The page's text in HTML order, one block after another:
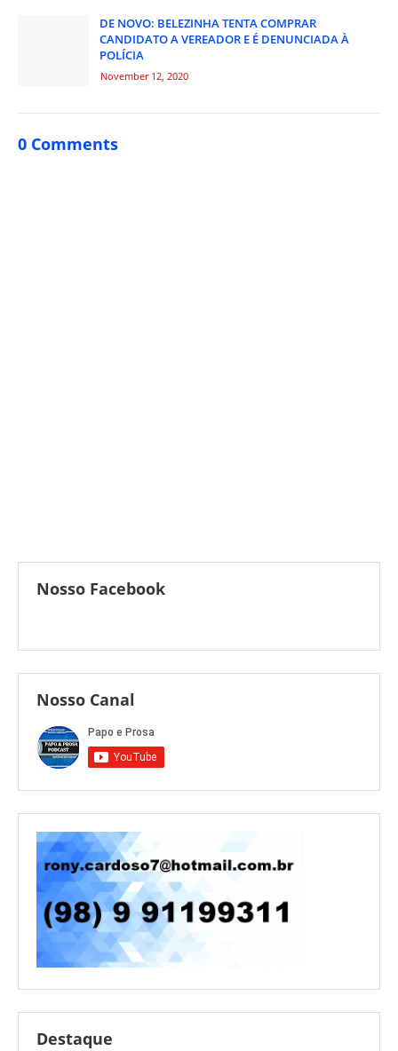
DE NOVO: BELEZINHA TENTA COMPRAR
CANDIDATO A VEREADOR E É DENUNCIADA À
POLÍCIA
November 12, 2020
0 Comments
Nosso Facebook
Nosso Canal
Destaque